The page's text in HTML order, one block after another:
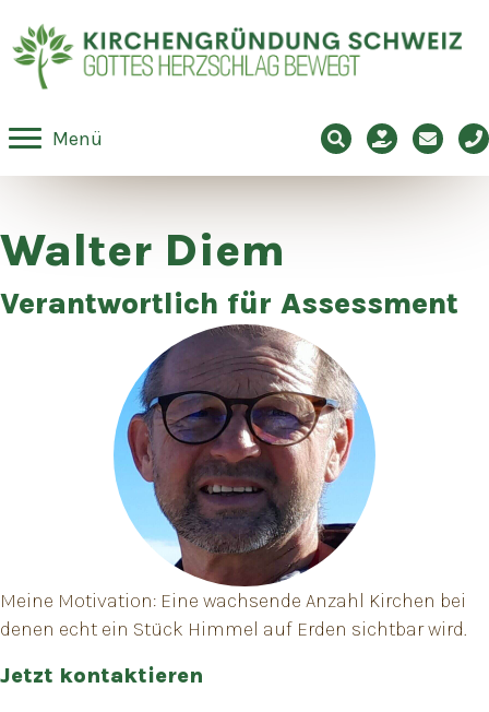
Menü SucheSpendenE-Mail
Walter Diem
Verantwortlich für Assessment
Meine Motivation: Eine wachsende Anzahl Kirchen bei
denen echt ein Stück Himmel auf Erden sichtbar wird.
Jetzt kontaktieren